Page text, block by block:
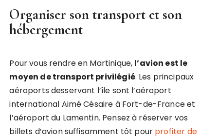
Organiser son transport et son
hébergement
Pour vous rendre en Martinique, l’avion est le
moyen de transport privilégié. Les principaux
aéroports desservant l’île sont l’aéroport
international Aimé Césaire à Fort-de-France et
l’aéroport du Lamentin. Pensez à réserver vos
billets d’avion suffisamment tôt pour profiter de